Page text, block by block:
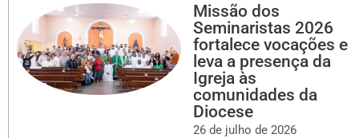
Missão dos
Seminaristas 2026
fortalece vocações e
leva a presença da
Igreja às
comunidades da
Diocese
26 de julho de 2026